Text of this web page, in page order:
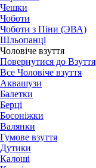
Чешки
Чоботи
Чоботи з Піни (ЭВА)
Шльопанці
Чоловіче взуття
Повернутися до Взуття
Все Чоловіче взуття
Аквашузи
Балетки
Берці
Босоніжки
Валянки
Гумове взуття
Дутики
Калоші